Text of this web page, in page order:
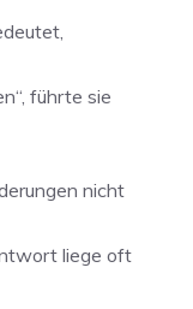
führte sie
nicht
liege oft